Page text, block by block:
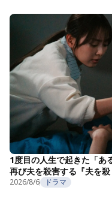
1度目の人生で起きた「あ
再び夫を殺害する『夫を
2026/8/6 ドラマ